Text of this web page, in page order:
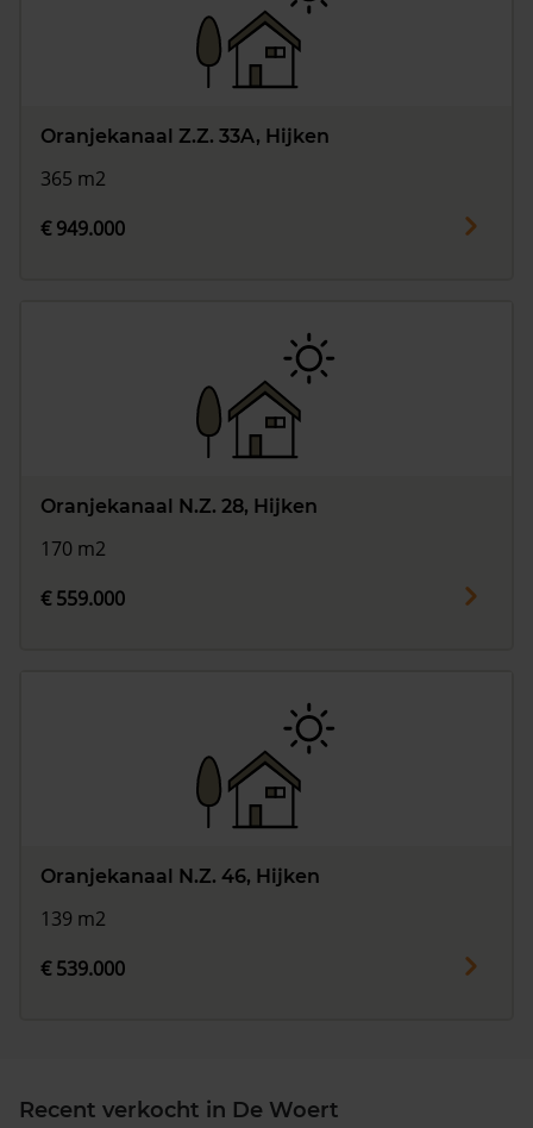
Oranjekanaal Z.Z. 33A, Hijken
365 m2
€ 949.000
Oranjekanaal N.Z. 28, Hijken
170 m2
€ 559.000
Oranjekanaal N.Z. 46, Hijken
139 m2
€ 539.000
Recent verkocht in De Woert